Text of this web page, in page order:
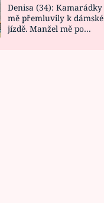
Denisa (34): Kamarádky
mě přemluvily k dámské
jízdě. Manžel mě po